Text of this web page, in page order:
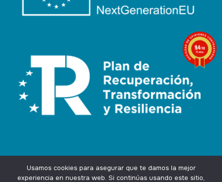
Usamos cookies para asegurar que te damos la mejor
experiencia en nuestra web. Si continúas usando este sitio,
9.4/10
74 notas